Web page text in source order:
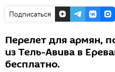
Подписаться
Перелет для армян,
из Тель-Авива в
бесплатно.